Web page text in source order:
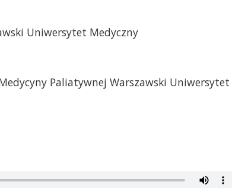
Uniwersytet Medyczny
Paliatywnej Warszawski Uniwersytet